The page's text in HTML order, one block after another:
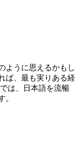
ように思えるかもし
ば、最も実りある経
は、日本語を流暢
。